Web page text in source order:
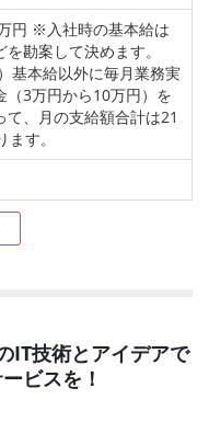
円 ※入社時の基本給は
勘案して決めます。
基本給以外に毎月業務実
（3万円から10万円）を
、月の支給額合計は21
す。
IT技術とアイデアで
ビスを！